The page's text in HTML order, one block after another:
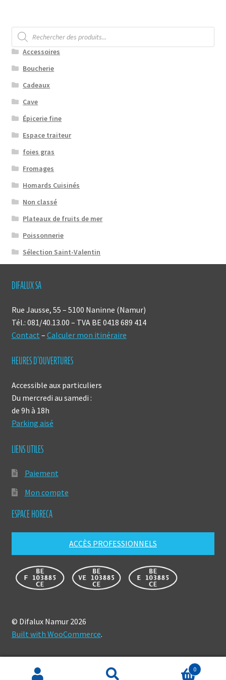
Recherche
de
produits
Accessoires
Boucherie
Cadeaux
Cave
Épicerie fine
Espace traiteur
foies gras
Fromages
Homards Cuisinés
Non classé
Plateaux de fruits de mer
Poissonnerie
Sélection Saint-Valentin
DIFALUX SA
Rue Jausse, 55 – 5100 Naninne (Namur)
Tél.: 081/40.13.00 – TVA BE 0418 689 414
Contact – Calculer mon itinéraire
HEURES D’OUVERTURES
Accessible aux particuliers
Du mercredi au samedi :
de 9h à 18h
Parking aisé
LIENS UTILES
Paiement
Mon compte
ESPACE HORECA
ACCÈS PROFESSIONNELS
© Difalux Namur 2026
Built with WooCommerce.
0